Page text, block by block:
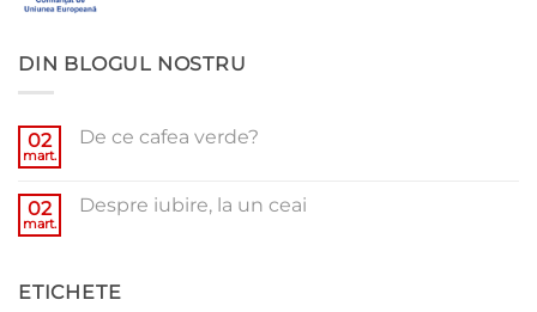
DIN BLOGUL NOSTRU
02
mart.
De ce cafea verde?
De
02
mart.
Despre iubire, la un ceai
iubire,
ETICHETE